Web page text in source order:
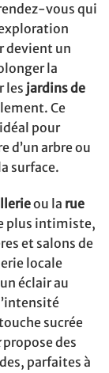
vous qui
devient un
la
les jardins de
Ce
pour
d’un arbre ou
surface.
ou la rue
plus intimiste,
et salons de
locale
éclair au
sucrée
propose des
parfaites à